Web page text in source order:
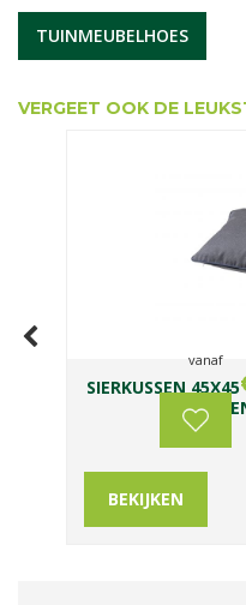
TUINMEUBELHOES
VERGEET OOK DE
SIERKUSSEN
vanaf
BEKIJKEN